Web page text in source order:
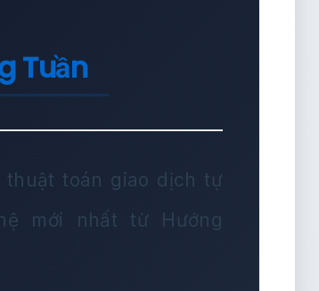
Tuần
toán giao dịch tự
mới nhất từ Hướng